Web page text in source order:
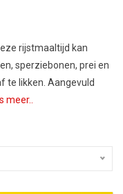
rijstmaaltijd kan
sperziebonen, prei en
te likken. Aangevuld
meer..